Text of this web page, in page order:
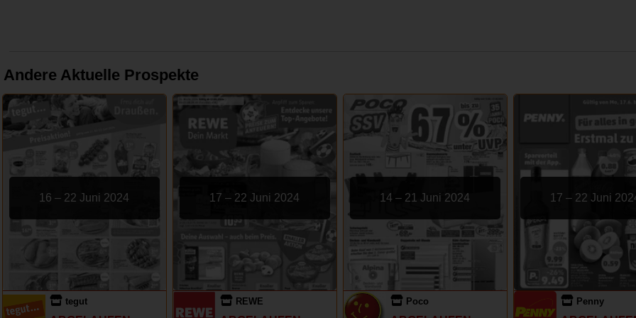
Andere Aktuelle Prospekte
16 – 22 Juni 2024
tegut
17 – 22 Juni 2024
REWE
14 – 21 Juni 2024
Poco
17 – 22 Juni
Penny